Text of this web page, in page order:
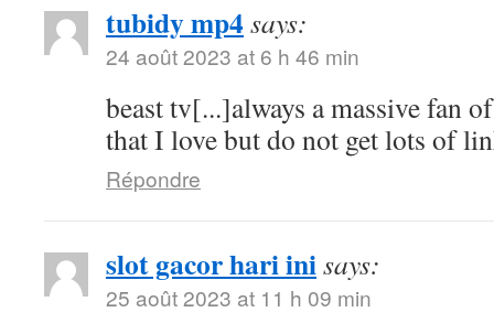
tubidy mp4says:
24 août 2023 at 6 h 46 min
beast tv[...]always a massive fan
that I love but do not get lots of
Répondre
slot gacor hari inisays:
25 août 2023 at 11 h 09 min